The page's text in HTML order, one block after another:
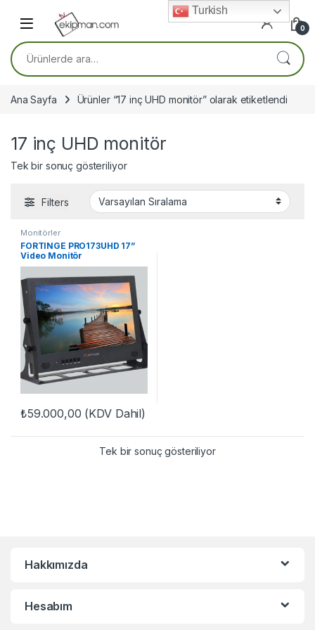
0
Ara:
Ana Sayfa Ürünler “17 inç UHD monitör” olarak etiketlendi
17 inç UHD monitör
Tek bir sonuç gösteriliyor
Filters
Monitörler
FORTINGE PRO173UHD 17”
Video Monitör
₺59.000,00 (KDV Dahil)
Tek bir sonuç gösteriliyor
Hakkımızda
Hesabım
Turkish